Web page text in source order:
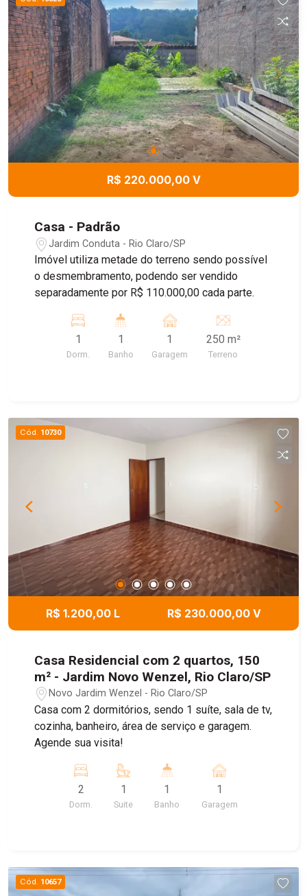
R$ 220.000,00 V
Casa - Padrão
Jardim Conduta - Rio Claro/SP
Imóvel utiliza metade do terreno sendo possível
o desmembramento, podendo ser vendido
separadamente por R$ 110.000,00 cada parte.
1
Dorm.
1
Banho
1
Garagem
250 m²
Terreno
Cód. 10730
R$ 1.200,00 L R$ 230.000,00 V
Casa Residencial com 2 quartos, 150
m² - Jardim Novo Wenzel, Rio Claro/SP
Novo Jardim Wenzel - Rio Claro/SP
Casa com 2 dormitórios, sendo 1 suíte, sala de tv,
cozinha, banheiro, área de serviço e garagem.
Agende sua visita!
2
Dorm.
1
Suite
1
Banho
1
Garagem
Cód. 10657